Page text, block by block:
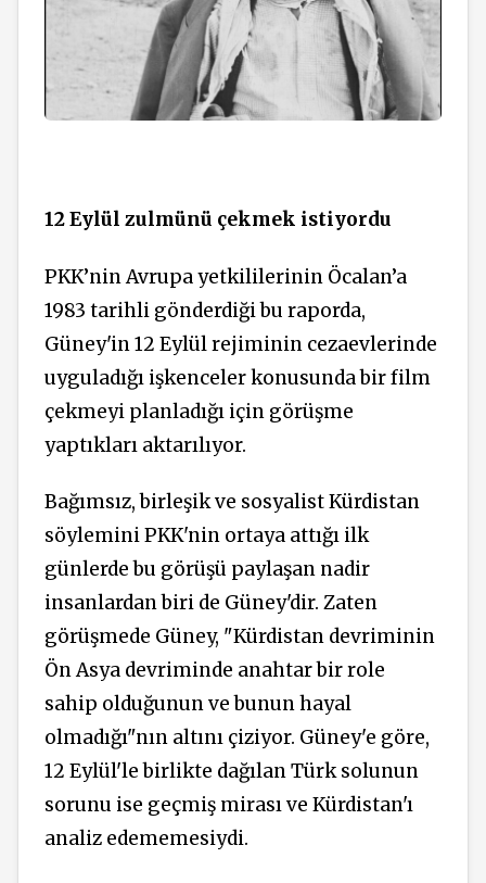
12 Eylül zulmünü çekmek istiyordu
PKK’nin Avrupa yetkililerinin Öcalan’a
1983 tarihli gönderdiği bu raporda,
Güney'in 12 Eylül rejiminin cezaevlerinde
uyguladığı işkenceler konusunda bir film
çekmeyi planladığı için görüşme
yaptıkları aktarılıyor.
Bağımsız, birleşik ve sosyalist Kürdistan
söylemini PKK'nin ortaya attığı ilk
günlerde bu görüşü paylaşan nadir
insanlardan biri de Güney'dir. Zaten
görüşmede Güney, "Kürdistan devriminin
Ön Asya devriminde anahtar bir role
sahip olduğunun ve bunun hayal
olmadığı"nın altını çiziyor. Güney'e göre,
12 Eylül'le birlikte dağılan Türk solunun
sorunu ise geçmiş mirası ve Kürdistan'ı
analiz edememesiydi.